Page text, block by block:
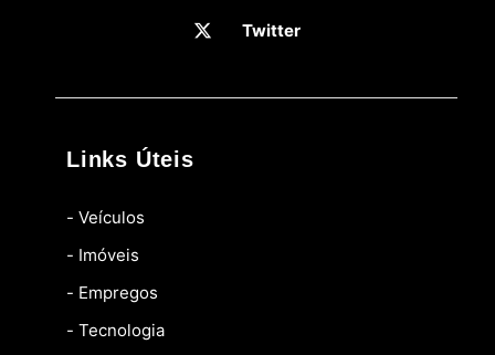
Twitter
Links Úteis
- Veículos
- Imóveis
- Empregos
- Tecnologia